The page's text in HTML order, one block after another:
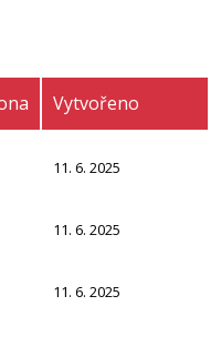
Vytvořeno
11. 6. 2025
11. 6. 2025
11. 6. 2025